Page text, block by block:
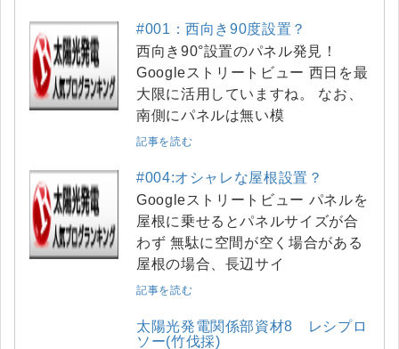
#001：西向き90度設置？
西向き90°設置のパネル発見！
Googleストリートビュー 西日を最
大限に活用していますね。 なお、
南側にパネルは無い模
記事を読む
#004:オシャレな屋根設置？
Googleストリートビュー パネルを
屋根に乗せるとパネルサイズが合
わず 無駄に空間が空く場合がある
屋根の場合、長辺サイ
記事を読む
太陽光発電関係部資材8 レシプロ
ソー(竹伐採)